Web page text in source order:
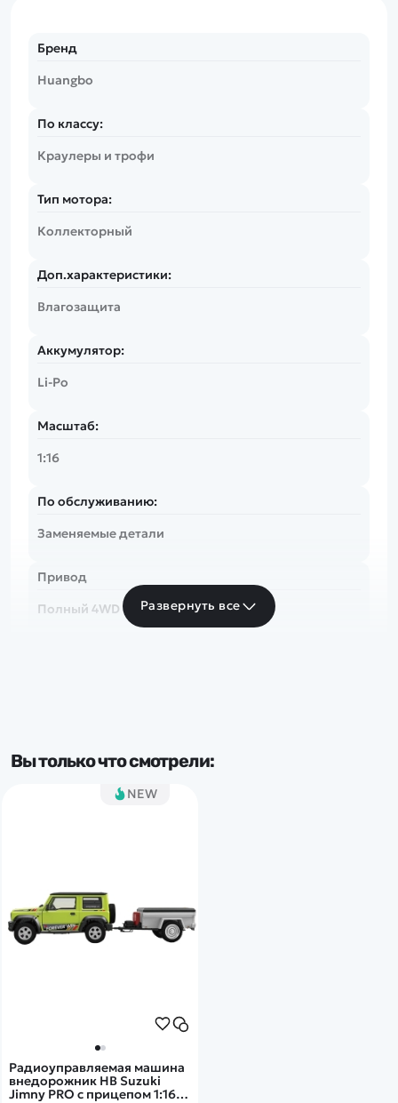
Бренд
Huangbo
По классу:
Краулеры и трофи
Тип мотора:
Коллекторный
Доп.характеристики:
Влагозащита
Аккумулятор:
Li-Po
Масштаб:
1:16
По обслуживанию:
Заменяемые детали
Привод
Полный 4WD
2.4 Ghz
Тип комплекта
Свет. фары
Развернуть все
Вы только что смотрели:
NEW
Радиоуправляемая машина
внедорожник HB Suzuki
Jimny PRO с прицепом 1:16